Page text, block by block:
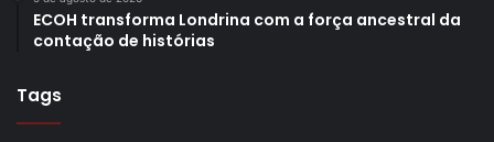
ECOH transforma Londrina com a força ancestral da
contação de histórias
Tags